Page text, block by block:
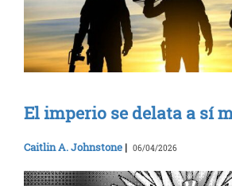
El imperio se delata a sí
Caitlin A. Johnstone | 06/04/2026